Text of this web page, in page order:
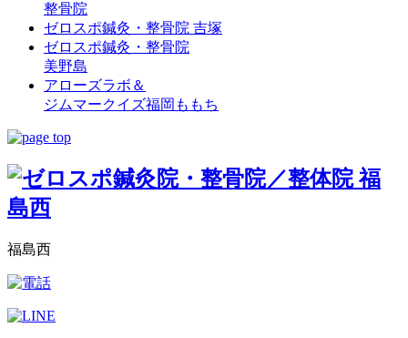
整骨院
ゼロスポ鍼灸・整骨院 吉塚
ゼロスポ鍼灸・整骨院
美野島
アローズラボ＆
ジムマークイズ福岡ももち
福島西